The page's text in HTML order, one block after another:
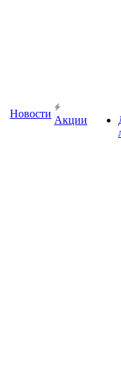
Новости
Акции